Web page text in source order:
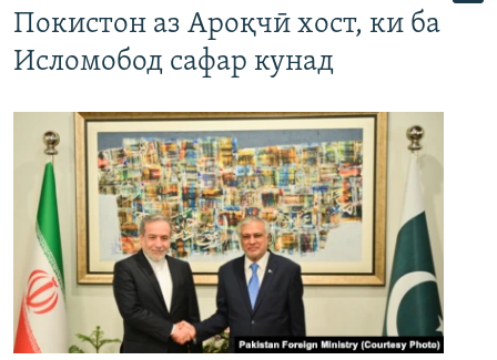
Покистон аз Ароқчӣ хост, ки ба
Исломобод сафар кунад